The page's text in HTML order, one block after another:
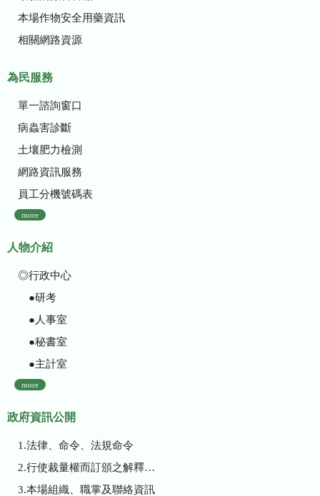
本場作物安全用藥資訊
相關網路資源
為民服務
單一諮詢窗口
病蟲害診斷
土壤肥力檢測
網路資訊服務
員工分機號碼表
more
人物介紹
◎行政中心
●研考
●人事室
●秘書室
●主計室
more
政府資訊公開
1.法律、命令、法規命令
2.行使裁量權而訂頒之解釋性規定及裁量基準
3.本場組織、職掌及聯絡資訊